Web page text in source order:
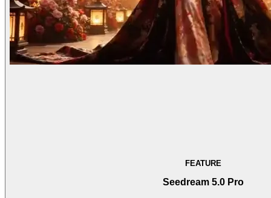
FEATURE
Seedream 5.0 Pro